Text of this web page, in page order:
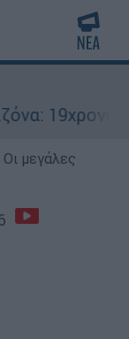
19χρονη
Οι μεγάλες